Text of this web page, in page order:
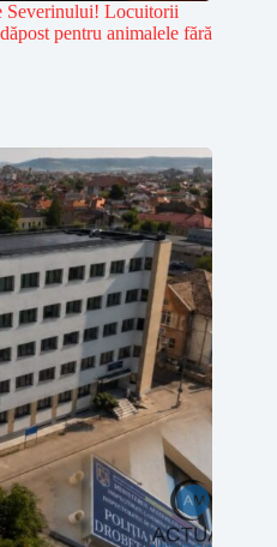
Severinului! Locuitorii
pentru animalele fără